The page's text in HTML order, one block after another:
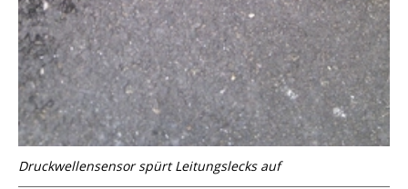
Druckwellensensor spürt Leitungslecks auf